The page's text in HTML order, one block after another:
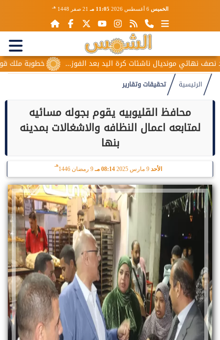
الخميس 6 أغسطس 2026 11:05 مـ 21 صفر 1448 هـ
خطوبة ملك قورة ويوسف ناشئات كرة اليد بعد الفوز...
الرئيسية تحقيقات وتقارير
محافظ القليوبيه يقوم بجوله مسائيه
لمتابعه اعمال النظافه والاشغالات بمدينه
بنها
الأحد 9 مارس 2025 08:14 مـ 9 رمضان 1446
هـ